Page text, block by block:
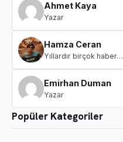
Ahmet Kaya
Yazar
Hamza Ceran
Yıllardır birçok haber…
Emirhan Duman
Yazar
Popüler Kategoriler